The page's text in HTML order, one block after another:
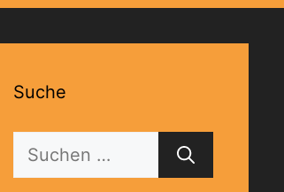
Suche
Suchen